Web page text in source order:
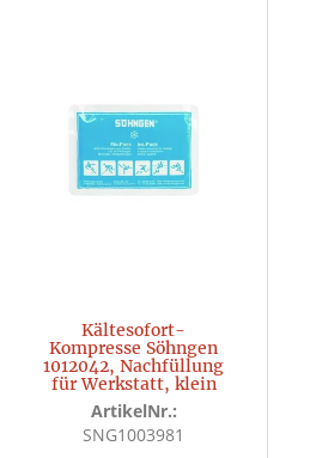
Kältesofort-
Kompresse Söhngen
1012042, Nachfüllung
für Werkstatt, klein
ArtikelNr.:
SNG1003981